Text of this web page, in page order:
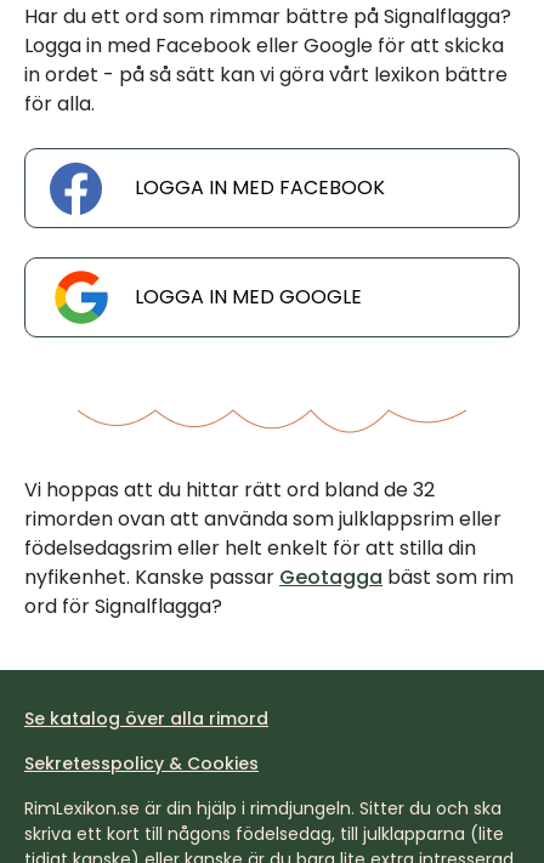
Har du ett ord som rimmar bättre på Signalflagga?
Logga in med Facebook eller Google för att skicka
in ordet - på så sätt kan vi göra vårt lexikon bättre
för alla.
LOGGA IN MED FACEBOOK
LOGGA IN MED GOOGLE
Vi hoppas att du hittar rätt ord bland de 32
rimorden ovan att använda som julklappsrim eller
födelsedagsrim eller helt enkelt för att stilla din
nyfikenhet. Kanske passar Geotagga bäst som rim
ord för Signalflagga?
Se katalog över alla rimord
Sekretesspolicy & Cookies
RimLexikon.se är din hjälp i rimdjungeln. Sitter du och ska
skriva ett kort till någons födelsedag, till julklapparna (lite